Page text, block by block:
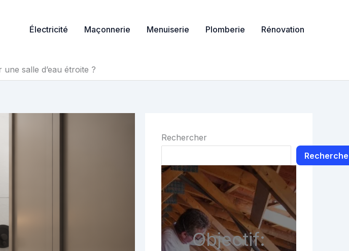
Électricité Maçonnerie Menuiserie Plomberie Rénovation
salle d’eau étroite ?
Rechercher
Objectif: